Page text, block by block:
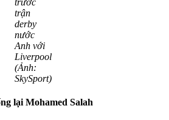
trận
derby
nước
Anh với
Liverpool
(Ảnh:
SkySport)
lại Mohamed Salah